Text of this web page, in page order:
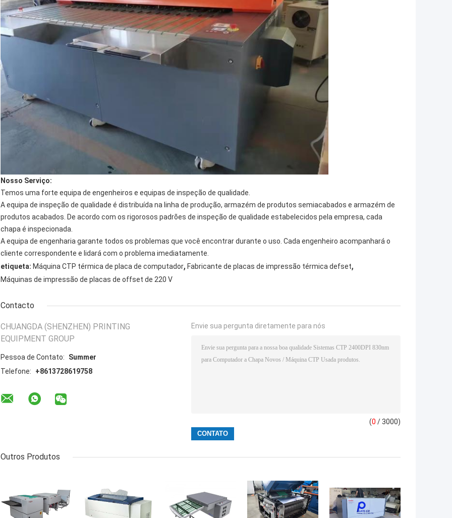
Nosso Serviço:
Temos uma forte equipa de engenheiros e equipas de inspeção de qualidade.
A equipa de inspeção de qualidade é distribuída na linha de produção, armazém de produtos semiacabados e armazém de
produtos acabados. De acordo com os rigorosos padrões de inspeção de qualidade estabelecidos pela empresa, cada
chapa é inspecionada.
A equipa de engenharia garante todos os problemas que você encontrar durante o uso. Cada engenheiro acompanhará o
cliente correspondente e lidará com o problema imediatamente.
etiqueta: Máquina CTP térmica de placa de computador, Fabricante de placas de impressão térmica defset,
Máquinas de impressão de placas de offset de 220 V
Contacto
CHUANGDA (SHENZHEN) PRINTING
EQUIPMENT GROUP
Pessoa de Contato:
Summer
Telefone:
+8613728619758
Envie sua pergunta diretamente para nós
(0 / 3000)
Outros Produtos